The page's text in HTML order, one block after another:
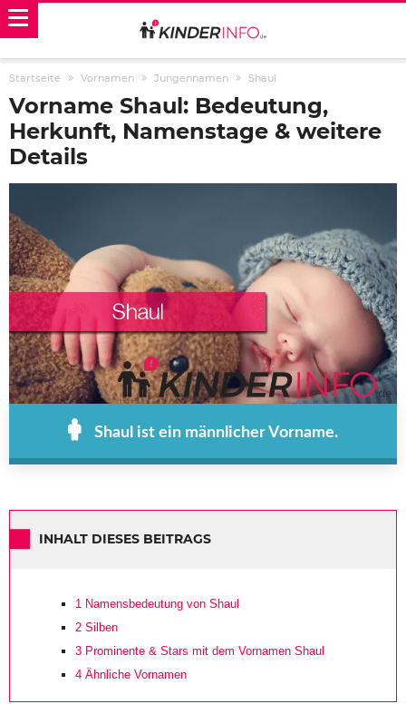
Startseite Vornamen Jungennamen Shaul
Vorname Shaul: Bedeutung,
Herkunft, Namenstage & weitere
Details
Shaul ist ein männlicher Vorname.
INHALT DIESES BEITRAGS
1 Namensbedeutung von Shaul
2 Silben
3 Prominente & Stars mit dem Vornamen Shaul
4 Ähnliche Vornamen